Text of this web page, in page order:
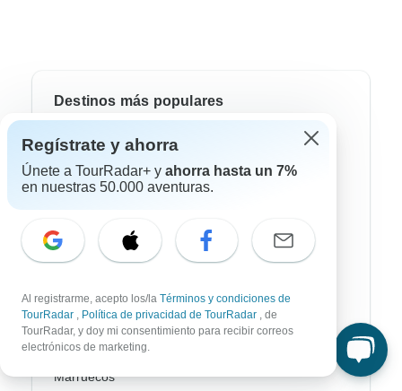
Destinos más populares
África
Asia
Europa
América del Sur
Egipto
Marruecos
Regístrate y ahorra
Únete a TourRadar+ y ahorra hasta un 7%
en nuestras 50.000 aventuras.
Al registrarme, acepto los/la Términos y condiciones de
TourRadar , Política de privacidad de TourRadar , de
TourRadar, y doy mi consentimiento para recibir correos
electrónicos de marketing.